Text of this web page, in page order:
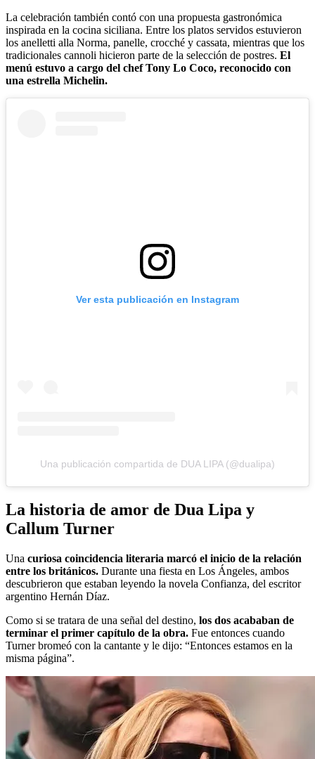
La celebración también contó con una propuesta gastronómica
inspirada en la cocina siciliana. Entre los platos servidos estuvieron
los anelletti alla Norma, panelle, crocché y cassata, mientras que los
tradicionales cannoli hicieron parte de la selección de postres. El
menú estuvo a cargo del chef Tony Lo Coco, reconocido con
una estrella Michelin.
Ver esta publicación en Instagram
Una publicación compartida de DUA LIPA (@dualipa)
La historia de amor de Dua Lipa y
Callum Turner
Una curiosa coincidencia literaria marcó el inicio de la relación
entre los británicos. Durante una fiesta en Los Ángeles, ambos
descubrieron que estaban leyendo la novela Confianza, del escritor
argentino Hernán Díaz.
Como si se tratara de una señal del destino, los dos acababan de
terminar el primer capítulo de la obra. Fue entonces cuando
Turner bromeó con la cantante y le dijo: “Entonces estamos en la
misma página”.